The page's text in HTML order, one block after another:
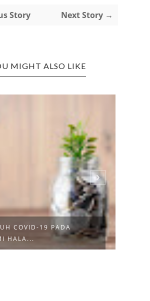
Story Next Story →
MIGHT ALSO LIKE
COVID-19 PADA
HALA...